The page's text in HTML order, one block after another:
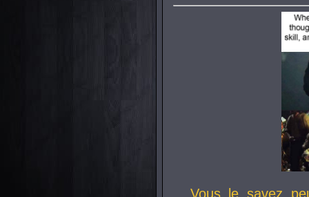
Vous le savez